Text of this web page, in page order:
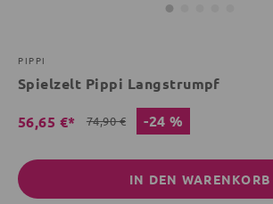
PIPPI
Spielzelt Pippi Langstrumpf
56,65 €* 74,90 € -24 %
IN DEN WARENKORB